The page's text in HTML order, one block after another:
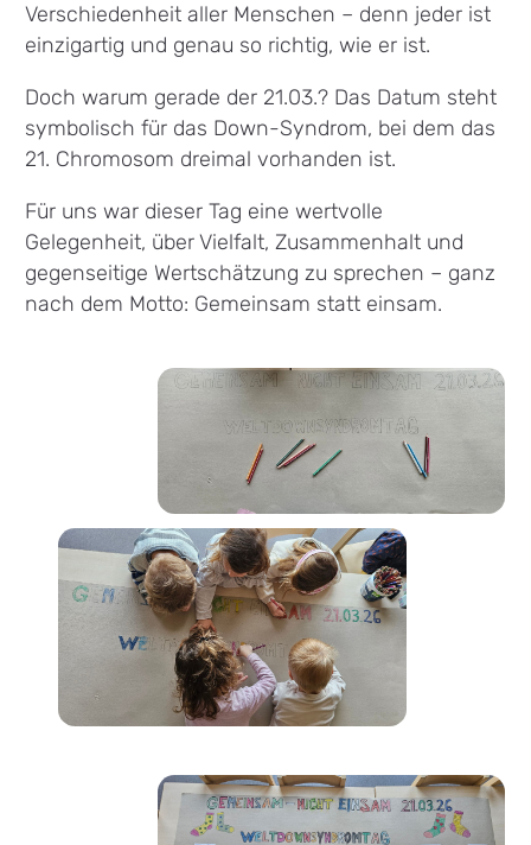
Verschiedenheit aller Menschen – denn jeder ist
einzigartig und genau so richtig, wie er ist.
Doch warum gerade der 21.03.? Das Datum steht
symbolisch für das Down-Syndrom, bei dem das
21. Chromosom dreimal vorhanden ist.
Für uns war dieser Tag eine wertvolle
Gelegenheit, über Vielfalt, Zusammenhalt und
gegenseitige Wertschätzung zu sprechen – ganz
nach dem Motto: Gemeinsam statt einsam.